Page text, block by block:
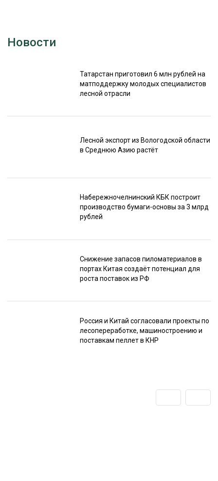
Новости
Татарстан приготовил 6 млн рублей на
матподдержку молодых специалистов
лесной отрасли
Лесной экспорт из Вологодской области
в Среднюю Азию растёт
Набережночелнинский КБК построит
производство бумаги-основы за 3 млрд
рублей
Снижение запасов пиломатериалов в
портах Китая создаёт потенциал для
роста поставок из РФ
Россия и Китай согласовали проекты по
лесопереработке, машиностроению и
поставкам пеллет в КНР